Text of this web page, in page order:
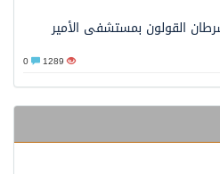
القولون بمستشفى الأمير
1289